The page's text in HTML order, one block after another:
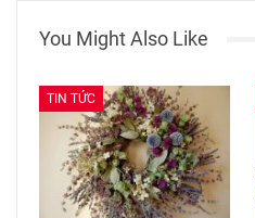
You Might Also Like
TIN TỨC